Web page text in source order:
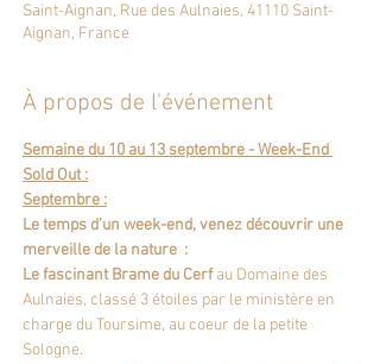
Saint-Aignan, Rue des Aulnaies, 41110 Saint-
Aignan, France
À propos de l'événement
Semaine du 10 au 13 septembre - Week-End
Sold Out :
Septembre :
Le temps d'un week-end, venez découvrir une
merveille de la nature  :
Le fascinant Brame du Cerf au Domaine des
Aulnaies, classé 3 étoiles par le ministère en
charge du Toursime, au coeur de la petite
Sologne.